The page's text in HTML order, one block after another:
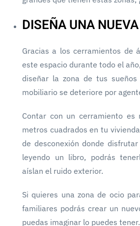
DISEÑA UNA
Gracias a los cerramientos de
este espacio durante todo el
diseñar la zona de tus
mobiliario se deteriore por
Contar con un cerramiento es
metros cuadrados en tu
de desconexión donde
leyendo un libro, podrás
aíslan el ruido exterior.
Si quieres una zona de ocio
familiares podrás crear un
puedas imaginar lo puedes tener.